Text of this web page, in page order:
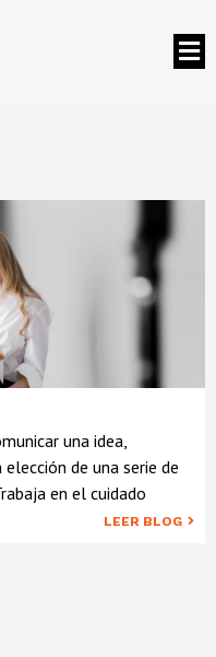
una idea,
de una serie de
en el cuidado
LEER BLOG